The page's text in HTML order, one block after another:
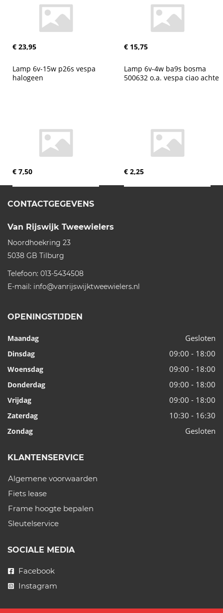
€ 23,95 € 15,75
Lamp 6v-15w p26s vespa
halogeen
€ 7,50
Lamp 6v-4w ba9s bosma
500632 o.a. vespa ciao achte
€ 2,25
CONTACTGEGEVENS
Van Rijswijk Tweewielers
Noordhoekring 23
5038 GB Tilburg
Telefoon: 013-5434508
E-mail: info@vanrijswijktweewielers.nl
OPENINGSTIJDEN
Maandag Gesloten
Dinsdag 09:00 - 18:00
Woensdag 09:00 - 18:00
Donderdag 09:00 - 18:00
Vrijdag 09:00 - 18:00
Zaterdag 10:30 - 16:30
Zondag Gesloten
KLANTENSERVICE
Algemene voorwaarden
Fiets lease
Frame hoogte bepalen
Sleutelservice
SOCIALE MEDIA
Facebook
Instagram